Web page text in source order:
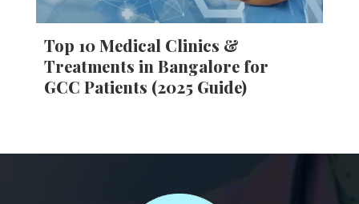
Top 10 Medical Clinics &
Treatments in Bangalore for
GCC Patients (2025 Guide)